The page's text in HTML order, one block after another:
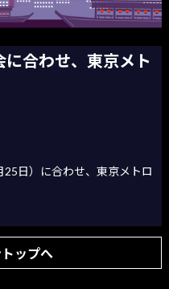
に合わせ、東京メト
日）に合わせ、東京メトロ
ップへ